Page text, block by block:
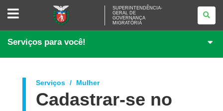
SUPERINTENDÊNCIA-
GOVERNANÇA
SUPERINTENDÊNCIA-
GERAL DE
GOVERNANÇA
MIGRATÓRIA
Serviços para você!
Serviços Mulher
Cadastrar-se no